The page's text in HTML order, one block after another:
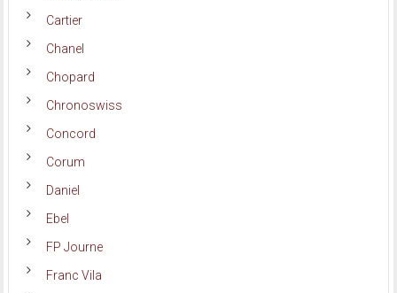
Cartier
Chanel
Chopard
Chronoswiss
Concord
Corum
Daniel
Ebel
FP Journe
Franc Vila